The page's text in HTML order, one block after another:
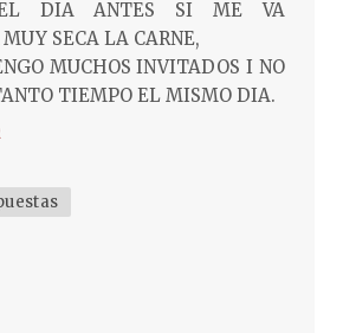
DIA ANTES SI ME VA
SECA LA CARNE,
MUCHOS INVITADOS I NO
TIEMPO EL MISMO DIA.